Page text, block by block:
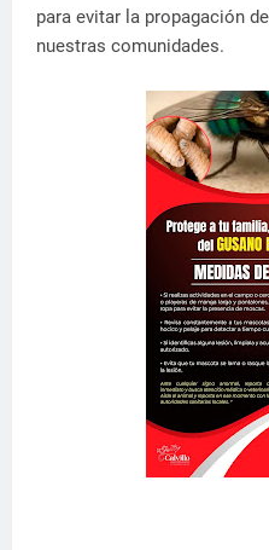
para evitar la propagación
nuestras comunidades.